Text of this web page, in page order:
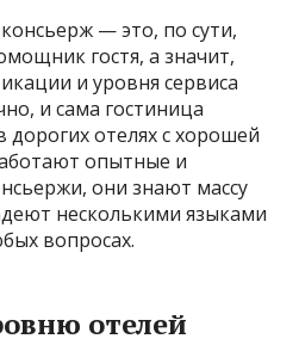
— это, по сути,
гостя, а значит,
и уровня сервиса
и сама гостиница
отелях с хорошей
опытные и
они знают массу
несколькими языками
вопросах.
отелей